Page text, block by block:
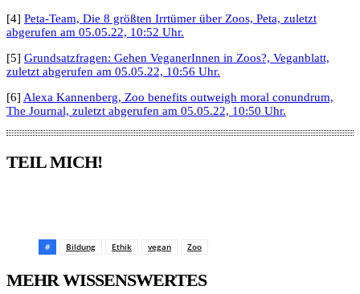
[4] Peta-Team, Die 8 größten Irrtümer über Zoos, Peta, zuletzt
abgerufen am 05.05.22, 10:52 Uhr.
[5] Grundsatzfragen: Gehen VeganerInnen in Zoos?, Veganblatt,
zuletzt abgerufen am 05.05.22, 10:56 Uhr.
[6] Alexa Kannenberg, Zoo benefits outweigh moral conundrum,
The Journal, zuletzt abgerufen am 05.05.22, 10:50 Uhr.
TEIL MICH!
# Bildung Ethik vegan Zoo
MEHR WISSENSWERTES